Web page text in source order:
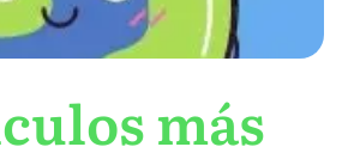
más